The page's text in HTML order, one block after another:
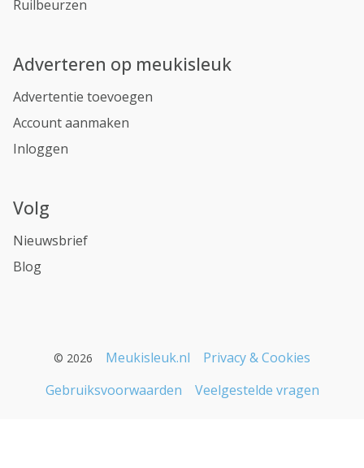
Ruilbeurzen
Adverteren op meukisleuk
Advertentie toevoegen
Account aanmaken
Inloggen
Volg
Nieuwsbrief
Blog
© 2026 Meukisleuk.nl
Privacy & Cookies
Gebruiksvoorwaarden
Veelgestelde vragen